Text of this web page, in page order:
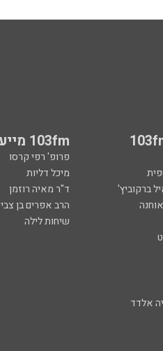
103fm מייעצים
פרופ' רפי קרסו
מיכל דליות
ברקוביץ'
ד"ר מאיה רוזמן
הרב אפרים בן צבי
שיחות לילה
אלדד